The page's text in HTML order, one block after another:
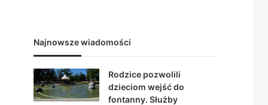
Najnowsze wiadomości
Rodzice pozwolili
dzieciom wejść do
fontanny. Służby